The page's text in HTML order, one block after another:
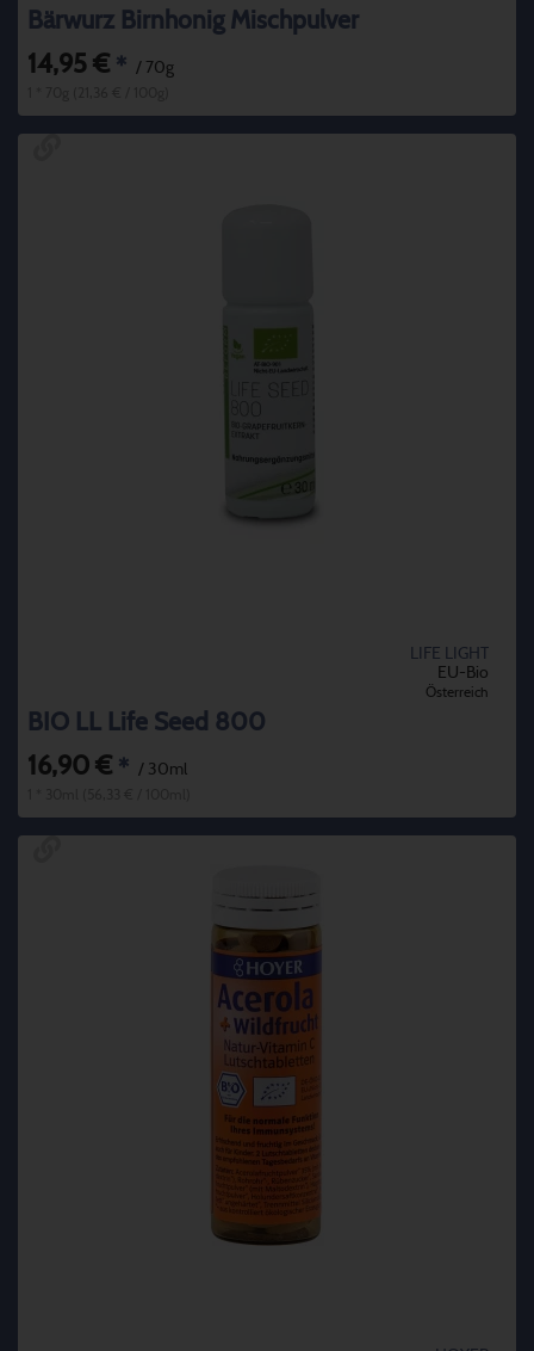
Bärwurz Birnhonig Mischpulver
14,95 € * / 70g
LIFE LIGHT
EU-Bio
Österreich
BIO LL Life Seed 800
16,90 € * / 30ml